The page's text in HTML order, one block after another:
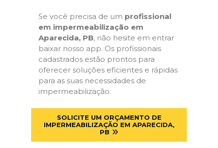
Se você precisa de um profissional
em impermeabilização em
Aparecida, PB, não hesite em entrar
baixar nosso app. Os profissionais
cadastrados estão prontos para
oferecer soluções eficientes e rápidas
para as suas necessidades de
impermeabilização.
SOLICITE UM ORÇAMENTO DE
IMPERMEABILIZAÇÃO EM APARECIDA,
PB